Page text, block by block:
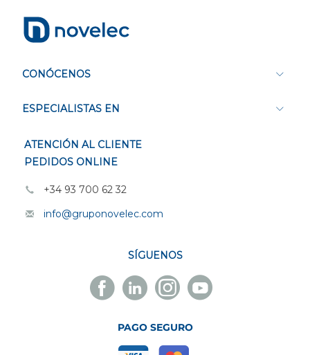
CONÓCENOS
ESPECIALISTAS EN
ATENCIÓN AL CLIENTE
PEDIDOS ONLINE
+34 93 700 62 32
info@gruponovelec.com
SÍGUENOS
Facebook
Novelec
Linkedin
Novelec
Instagram
Novelec
Youtube
Novelec
PAGO SEGURO